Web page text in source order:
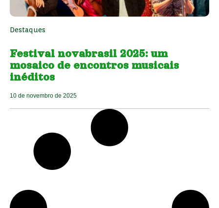
Destaques
Festival novabrasil 2025: um
mosaico de encontros musicais
inéditos
10 de novembro de 2025